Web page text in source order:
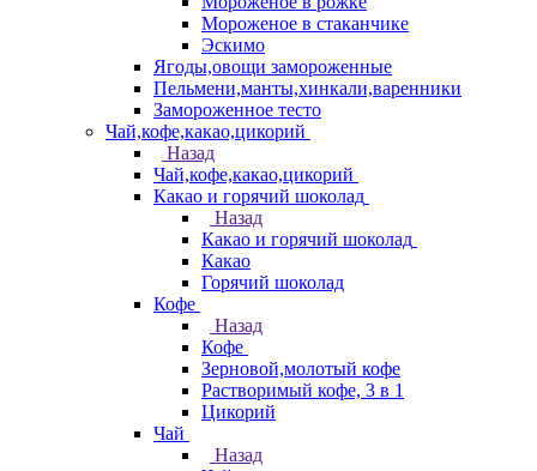
Мороженое в стаканчике
Эскимо
Ягоды,овощи замороженные
Пельмени,манты,хинкали,варенники
Замороженное тесто
Чай,кофе,какао,цикорий
Назад
Чай,кофе,какао,цикорий
Какао и горячий шоколад
Назад
Какао и горячий шоколад
Какао
Горячий шоколад
Кофе
Назад
Кофе
Зерновой,молотый кофе
Растворимый кофе, 3 в 1
Цикорий
Чай
Назад